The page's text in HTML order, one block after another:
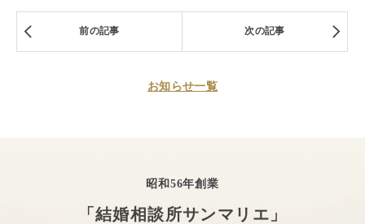
前の記事 次の記事
お知らせ一覧
昭和56年創業
「結婚相談所サンマリエ」